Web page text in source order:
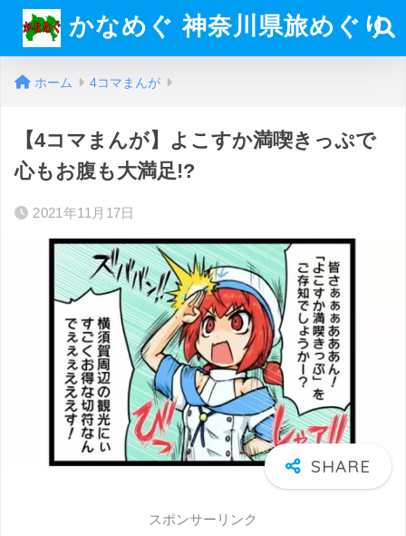
かなめぐ 神奈川県旅めぐり
ホーム 4コマまんが
【4コマまんが】よこすか満喫きっぷで
心もお腹も大満足!?
2021年11月17日
スポンサーリンク